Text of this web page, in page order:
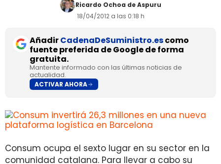
Ricardo Ochoa de Aspuru
18/04/2012 a las 0:18 h
AñadirCadenaDeSuministro.escomo
fuente preferida de Google de forma
gratuita.
Mantente informado con las últimas noticias de
actualidad.
ACTIVAR AHORA
Consum ocupa el sexto lugar en su sector en la
comunidad catalana. Para llevar a cabo su